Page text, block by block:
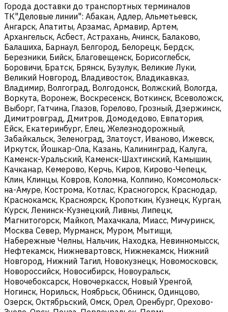
Города доставки до транспортных терминалов
ТК"Деловые линии": Абакан, Адлер, Альметьевск,
Ангарск, Апатиты, Арзамас, Армавир, Артем,
Архангельск, Асбест, Астрахань, Ачинск, Балаково,
Балашиха, Барнаул, Белгород, Белорецк, Бердск,
Березники, Бийск, Благовещенск, Борисоглебск,
Боровичи, Братск, Брянск, Бузулук, Великие Луки,
Великий Новгород, Владивосток, Владикавказ,
Владимир, Волгоград, Волгодонск, Волжский, Вологда,
Воркута, Воронеж, Воскресенск, Воткинск, Всеволожск,
Выборг, Гатчина, Глазов, Горелово, Грозный, Дзержинск,
Димитровград, Дмитров, Домодедово, Евпатория,
Ейск, Екатеринбург, Елец, Железнодорожный,
Забайкальск, Зеленоград, Златоуст, Иваново, Ижевск,
Иркутск, Йошкар-Ола, Казань, Калининград, Калуга,
Каменск-Уральский, Каменск-Шахтинский, Камышин,
Качканар, Кемерово, Керчь, Киров, Кирово-Чепецк,
Клин, Клинцы, Ковров, Коломна, Колпино, Комсомольск-
на-Амуре, Кострома, Котлас, Красногорск, Краснодар,
Краснокамск, Красноярск, Кропоткин, Кузнецк, Курган,
Курск, Ленинск-Кузнецкий, Ливны, Липецк,
Магнитогорск, Майкоп, Махачкала, Миасс, Мичуринск,
Москва Север, Мурманск, Муром, Мытищи,
Набережные Челны, Нальчик, Находка, Невинномысск,
Нефтекамск, Нижневартовск, Нижнекамск, Нижний
Новгород, Нижний Тагил, Новокузнецк, Новомосковск,
Новороссийск, Новосибирск, Новоуральск,
Новочебоксарск, Новочеркасск, Новый Уренгой,
Ногинск, Норильск, Ноябрьск, Обнинск, Одинцово,
Озерск, Октябрьский, Омск, Орел, Оренбург, Орехово-